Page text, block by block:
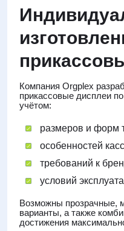
Компания Orgplex
прикассовые дисплеи
учётом:
размеров и форм
особенностей
требований к
условий
Возможны прозрачные,
варианты, а также
достижения